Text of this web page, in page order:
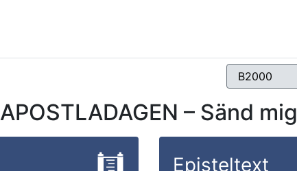
APOSTLADAGEN – Sänd mig
Episteltext